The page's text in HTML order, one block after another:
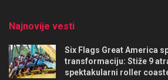
Najnovije vesti
Six Flags Great America
transformaciju: Stiže 9
spektakularni roller